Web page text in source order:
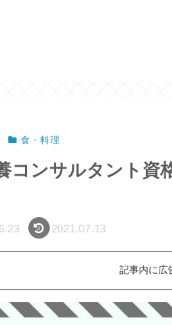
食・料理
コンサルタント資
2021.07.13
記事内に広